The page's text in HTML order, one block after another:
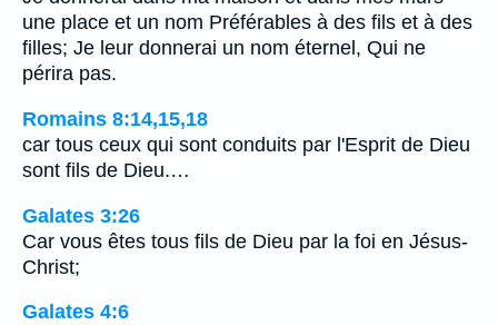
une place et un nom Préférables à des fils et à des
filles; Je leur donnerai un nom éternel, Qui ne
périra pas.
Romains 8:14,15,18
car tous ceux qui sont conduits par l'Esprit de Dieu
sont fils de Dieu.…
Galates 3:26
Car vous êtes tous fils de Dieu par la foi en Jésus-
Christ;
Galates 4:6